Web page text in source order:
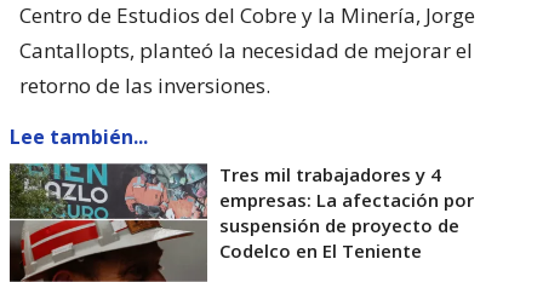
Centro de Estudios del Cobre y la Minería, Jorge
Cantallopts, planteó la necesidad de mejorar el
retorno de las inversiones.
Lee también...
Tres mil trabajadores y 4
empresas: La afectación por
suspensión de proyecto de
Codelco en El Teniente